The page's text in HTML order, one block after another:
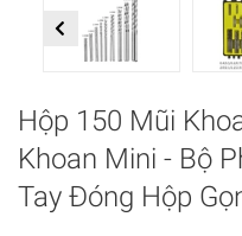
Previous
Hộp 150 Mũi
Khoan Mini - Bộ
Tay Đóng Hộp